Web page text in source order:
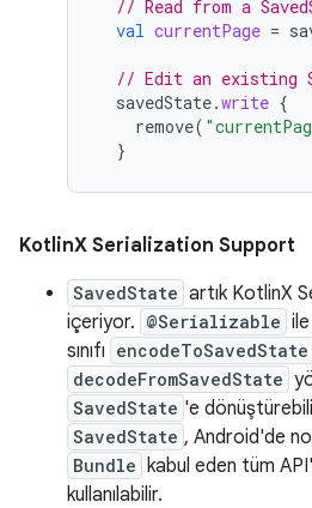
// Read from a
val currentPage =
// Edit an existing
savedState.write {
remove(
}
KotlinX Serialization Support
SavedState artık KotlinX
içeriyor. @Serializable
sınıfı encodeToSavedState
decodeFromSavedState
SavedState 'e
SavedState , Android'de
Bundle kabul eden tüm
kullanılabilir.